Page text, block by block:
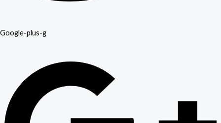
Google-plus-g